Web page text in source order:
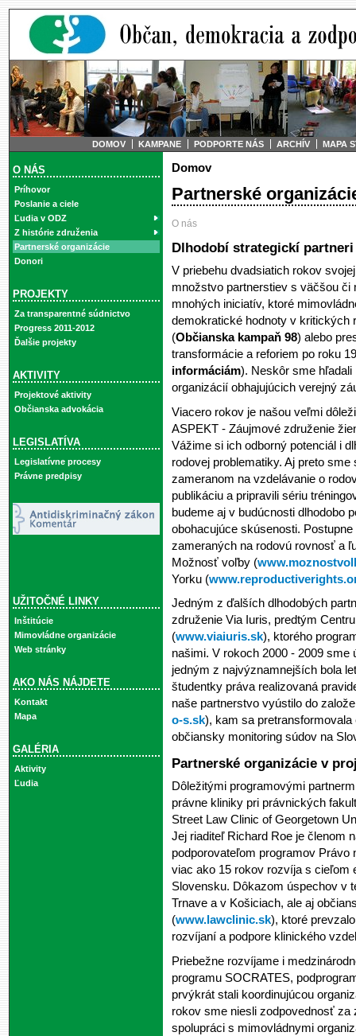
DOMOV KAMPANE PODPORTE NÁS ARCHÍV MAPA
O NÁS
Príhovor
Poslanie a ciele
Ľudia v ODZ
Z histórie združenia
Partnerské organizácie
Donori
PROJEKTY
Za transparentné súdnictvo
Progress 2011-2012
Ďalšie projekty
AKTIVITY
Projektové aktivity
Občianska advokácia
LEGISLATÍVA
Legislatívne procesy
Právne predpisy
UŽITOČNÉ LINKY
Inštitúcie
Mimovládne organizácie
Web stránky
AKO NÁS NÁJDETE
Kontakt
Mapa
GALÉRIA
Aktivity
Ľudia
Domov
Partnerské
O nás
Dlhodobí strategickí partneri
V priebehu dvadsiatich rokov
množstvo partnerstiev s väčšou či
mnohých iniciatív, ktoré
demokratické hodnoty v kritických
(Občianska kampaň 98) alebo
transformácie a reforiem po roku
informáciám). Neskôr sme
organizácií obhajujúcich verejný
Viacero rokov je našou veľmi
ASPEKT - Záujmové združenie
Vážime si ich odborný potenciál i
rodovej problematiky. Aj preto
zameranom na vzdelávanie o
publikáciu a pripravili sériu
budeme aj v budúcnosti dlhodobo
obohacujúce skúsenosti.
zameraných na rodovú rovnosť a
Možnosť voľby (
Yorku (
Jedným z ďalších dlhodobých
združenie Via Iuris, predtým
(www.viaiuris.sk), ktorého
našimi. V rokoch 2000 - 2009
jedným z najvýznamnejších bola
študentky práva realizovaná
naše partnerstvo vyústilo do
o-s.sk), kam sa pretransformovala
občiansky monitoring súdov na
Partnerské organizácie v
Dôležitými programovými
právne kliniky pri právnických
Street Law Clinic of Georgetown
Jej riaditeľ Richard Roe je členom
podporovateľom programov Právo
viac ako 15 rokov rozvíja s cieľom
Slovensku. Dôkazom úspechov v
Trnave a v Košiciach, ale aj
(www.lawclinic.sk), ktoré
rozvíjaní a podpore klinického
Priebežne rozvíjame i
programu SOCRATES,
prvýkrát stali koordinujúcou
rokov sme niesli zodpovednosť za
spolupráci s mimovládnymi